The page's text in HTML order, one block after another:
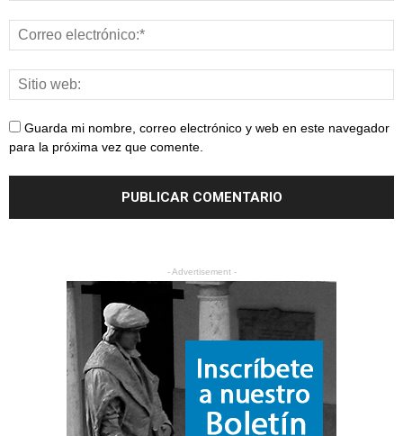
Guarda mi nombre, correo electrónico y web en este navegador
para la próxima vez que comente.
- Advertisement -